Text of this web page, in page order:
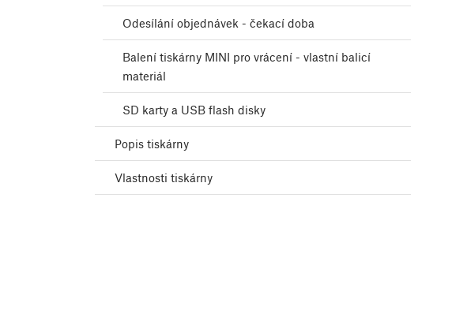
Odesílání objednávek - čekací doba
Balení tiskárny MINI pro vrácení - vlastní balicí
materiál
SD karty a USB flash disky
Popis tiskárny
Vlastnosti tiskárny